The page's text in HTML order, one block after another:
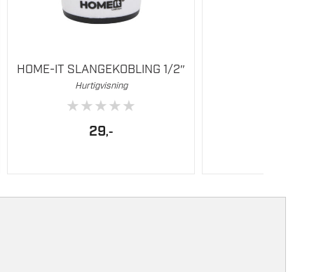
HOME-IT SLANGEKOBLING 1/2″
Hurtigvisning
★★★★★
29,-